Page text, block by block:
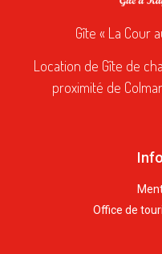
Gîte « La Cour
Location de Gîte de
proximité de
Office de